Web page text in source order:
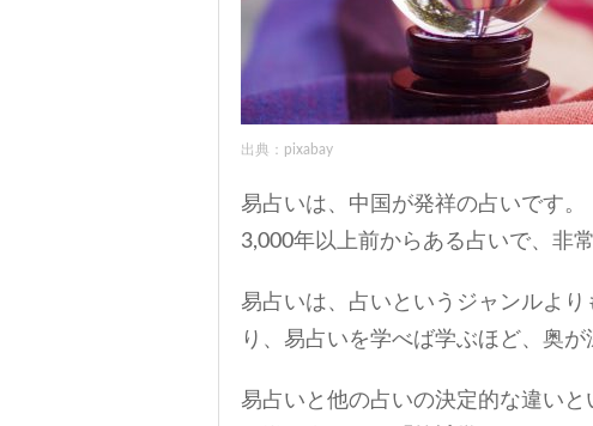
出典：pixabay
易占いは、中国が発祥の占いです。
3,000年以上前からある占いで、非
易占いは、占いというジャンルより
り、易占いを学べば学ぶほど、奥
易占いと他の占いの決定的な違い